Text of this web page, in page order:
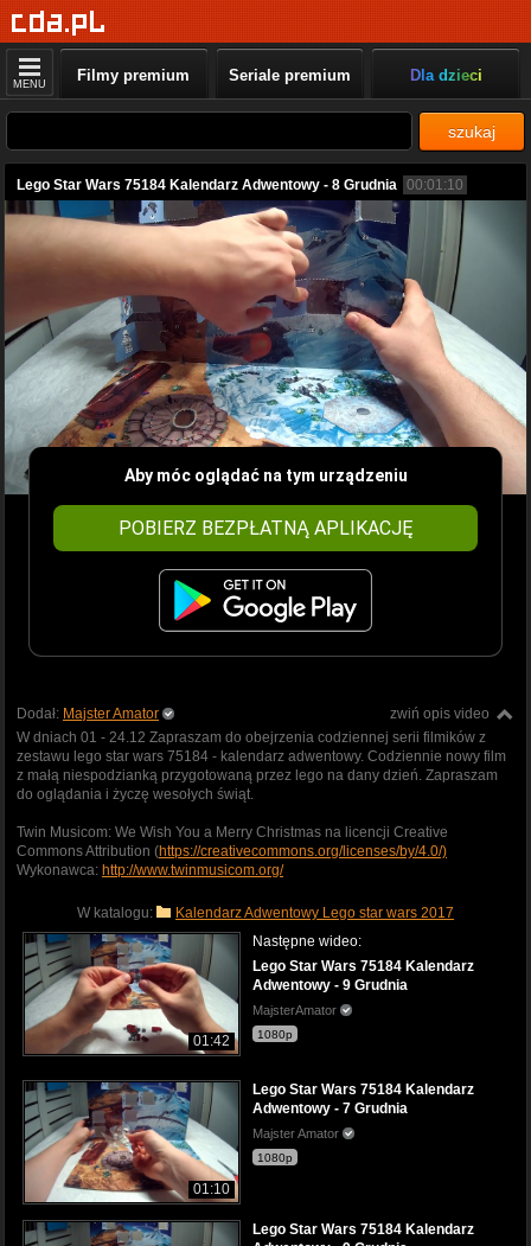
MENU Filmy premium Seriale premium Dla dzieci
szukaj
Lego Star Wars 75184 Kalendarz Adwentowy - 8 Grudnia 00:01:10
Aby móc oglądać na tym urządzeniu
POBIERZ BEZPŁATNĄ APLIKACJĘ
zwiń opis video
Dodał: Majster Amator
W dniach 01 - 24.12 Zapraszam do obejrzenia codziennej serii filmików z
zestawu lego star wars 75184 - kalendarz adwentowy. Codziennie nowy film
z małą niespodzianką przygotowaną przez lego na dany dzień. Zapraszam
do oglądania i życzę wesołych świąt.
Twin Musicom: We Wish You a Merry Christmas na licencji Creative
Commons Attribution (https://creativecommons.org/licenses/by/4.0/)
Wykonawca: http://www.twinmusicom.org/
W katalogu: Kalendarz Adwentowy Lego star wars 2017
01:42
Następne wideo:
Lego Star Wars 75184 Kalendarz
Adwentowy - 9 Grudnia
MajsterAmator
1080p
01:10
Lego Star Wars 75184 Kalendarz
Adwentowy - 7 Grudnia
Majster Amator
1080p
Lego Star Wars 75184 Kalendarz